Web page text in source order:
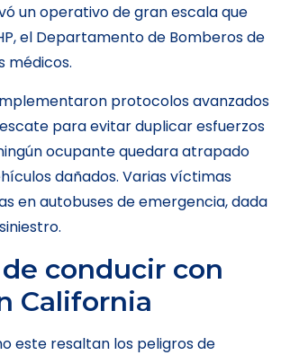
un operativo de gran escala que
el Departamento de Bomberos de
médicos.
protocolos avanzados
para evitar duplicar esfuerzos
ocupante quedara atrapado
dañados. Varias víctimas
en autobuses de emergencia, dada
conducir con
California
este resaltan los peligros de